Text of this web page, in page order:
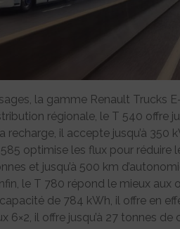
la gamme Renault Trucks
régionale, le T 540 offre
recharge, il accepte jusqu’à 350
optimise les flux pour réduire
et jusqu’à 500 km
le T 780 répond le mieux
de 784 kWh, il offre en
6×2, il offre jusqu’à 27 tonnes